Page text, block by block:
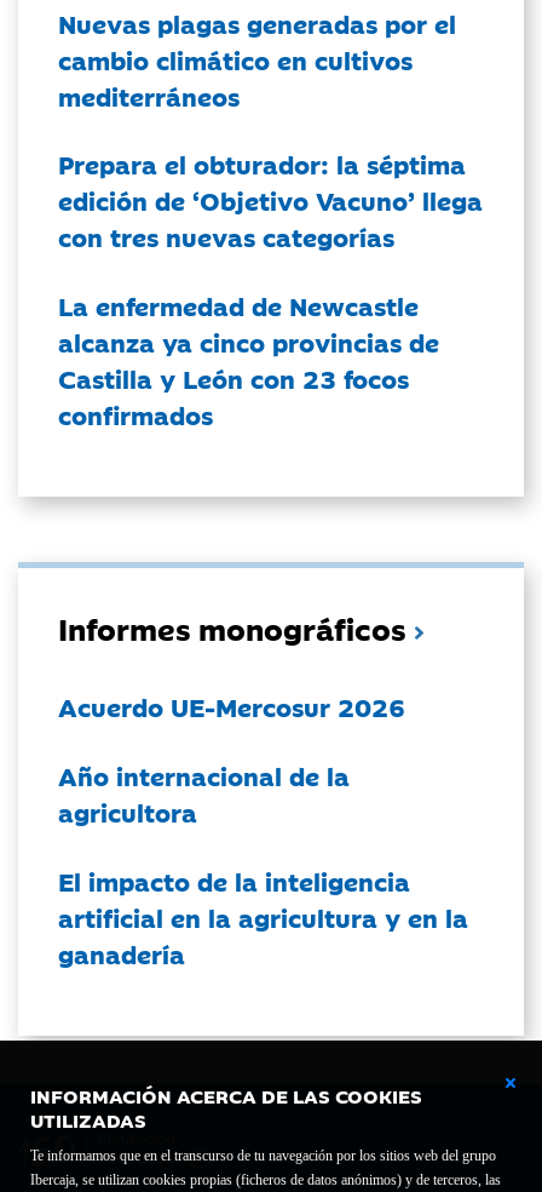
INFORMACIÓN ACERCA DE LAS COOKIES
UTILIZADAS
Te informamos que en el transcurso de tu navegación por los sitios web del grupo
Ibercaja, se utilizan cookies propias (ficheros de datos anónimos) y de terceros, las
Nuevas plagas generadas por el
cambio climático en cultivos
mediterráneos
Prepara el obturador: la séptima
edición de ‘Objetivo Vacuno’ llega
con tres nuevas categorías
La enfermedad de Newcastle
alcanza ya cinco provincias de
Castilla y León con 23 focos
confirmados
Informes monográficos
Acuerdo UE-Mercosur 2026
Año internacional de la
agricultora
El impacto de la inteligencia
artificial en la agricultura y en la
ganadería